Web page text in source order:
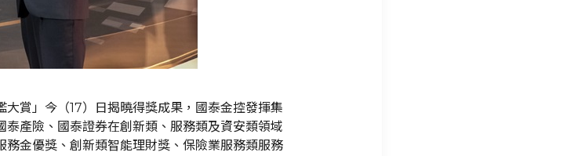
大賞」今（17）日揭曉得獎成果，國泰金控發揮集
泰產險、國泰證券在創新類、服務類及資安類領域
務金優獎、創新類智能理財獎、保險業服務類服務